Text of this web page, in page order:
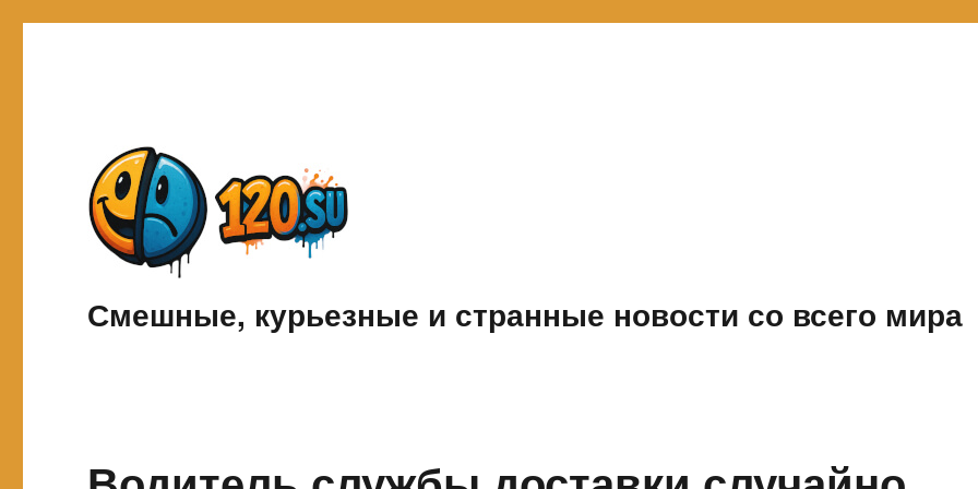
Смешные, курьезные и странные новости со всего мира